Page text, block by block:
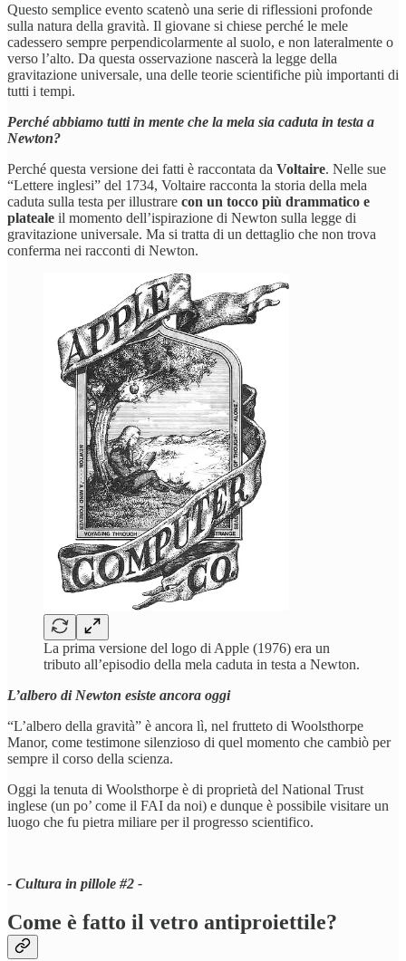
Questo semplice evento scatenò una serie di riflessioni profonde
sulla natura della gravità. Il giovane si chiese perché le mele
cadessero sempre perpendicolarmente al suolo, e non lateralmente o
verso l’alto. Da questa osservazione nascerà la legge della
gravitazione universale, una delle teorie scientifiche più importanti di
tutti i tempi.
Perché abbiamo tutti in mente che la mela sia caduta in testa a
Newton?
Perché questa versione dei fatti è raccontata da Voltaire. Nelle sue
“Lettere inglesi” del 1734, Voltaire racconta la storia della mela
caduta sulla testa per illustrare con un tocco più drammatico e
plateale il momento dell’ispirazione di Newton sulla legge di
gravitazione universale. Ma si tratta di un dettaglio che non trova
conferma nei racconti di Newton.
La prima versione del logo di Apple (1976) era un
tributo all’episodio della mela caduta in testa a Newton.
L’albero di Newton esiste ancora oggi
“L’albero della gravità” è ancora lì, nel frutteto di Woolsthorpe
Manor, come testimone silenzioso di quel momento che cambiò per
sempre il corso della scienza.
Oggi la tenuta di Woolsthorpe è di proprietà del National Trust
inglese (un po’ come il FAI da noi) e dunque è possibile visitare un
luogo che fu pietra miliare per il progresso scientifico.
- Cultura in pillole #2 -
Come è fatto il vetro antiproiettile?